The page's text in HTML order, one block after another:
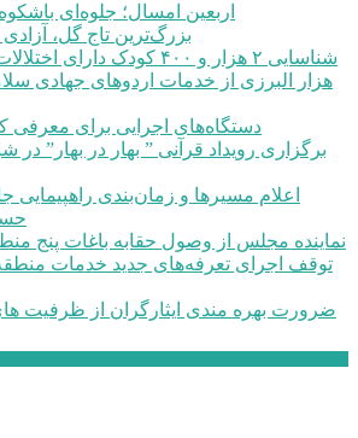
اربعین امسال؛ جلوه‌ای
بزرگ‌ترین تاج گل،
شناسایی ۲ هزار و ۴۰۰ کودک دارای اختلالات بینایی در البرز
دستگاه‌های اجرایی برای معرفی
نماینده مجلس از وصول حقابه باغات پنج
ضرورت بهره مندی ایثارگران از ظرفیت